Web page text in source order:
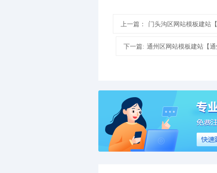
上一篇： 门头沟区网站模板建站
下一篇: 通州区网站模板建站【